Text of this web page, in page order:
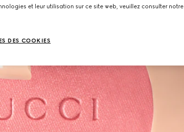
et leur utilisation sur ce site web, veuillez consulter notre
DES COOKIES